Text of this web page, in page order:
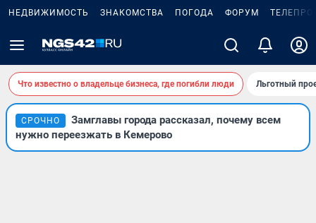
НЕДВИЖИМОСТЬ ЗНАКОМСТВА ПОГОДА ФОРУМ
Что известно о владельце бизнеса, где погибли люди Льготный
СРОЧНО
Замглавы города рассказал, почему всем
нужно переезжать в Кемерово